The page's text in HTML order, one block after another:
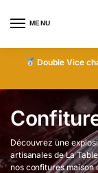
MENU
Double Vice
Découvrez une
artisanales de La
nos confitures maison